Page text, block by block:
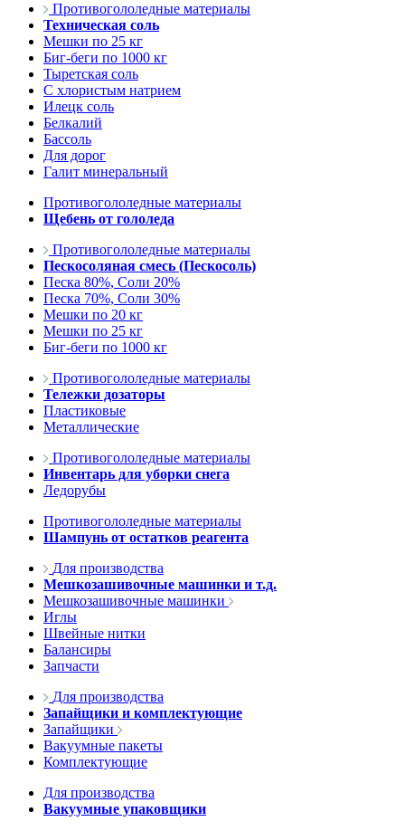
Противогололедные материалы
Техническая соль
Мешки по 25 кг
Биг-беги по 1000 кг
Тыретская соль
С хлористым натрием
Илецк соль
Белкалий
Бассоль
Для дорог
Галит минеральный
Противогололедные материалы
Щебень от гололеда
Противогололедные материалы
Пескосоляная смесь (Пескосоль)
Песка 80%, Соли 20%
Песка 70%, Соли 30%
Мешки по 20 кг
Мешки по 25 кг
Биг-беги по 1000 кг
Противогололедные материалы
Тележки дозаторы
Пластиковые
Металлические
Противогололедные материалы
Инвентарь для уборки снега
Ледорубы
Противогололедные материалы
Шампунь от остатков реагента
Для производства
Мешкозашивочные машинки и т.д.
Мешкозашивочные машинки
Иглы
Швейные нитки
Балансиры
Запчасти
Для производства
Запайщики и комплектующие
Запайщики
Вакуумные пакеты
Комплектующие
Для производства
Вакуумные упаковщики